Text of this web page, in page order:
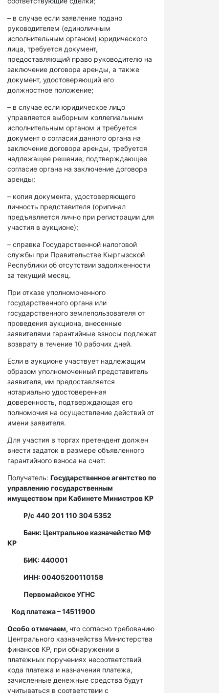
– в случае если заявление подано
руководителем (единоличным
исполнительным органом) юридического
лица, требуется документ,
предоставляющий право руководителю на
заключение договора аренды, а также
документ, удостоверяющий его
должностное положение;
– в случае если юридическое лицо
управляется выборным коллегиальным
исполнительным органом и требуется
документ о согласии данного органа на
заключение договора аренды, требуется
надлежащее решение, подтверждающее
согласие органа на заключение договора
аренды;
– копия документа, удостоверяющего
личность представителя (оригинал
предъявляется лично при регистрации для
участия в аукционе);
– справка Государственной налоговой
службы при Правительстве Кыргызской
Республики об отсутствии задолженности
за текущий месяц.
При отказе уполномоченного
государственного органа или
государственного землепользователя от
проведения аукциона, внесенные
заявителями гарантийные взносы подлежат
возврату в течение 10 рабочих дней.
Если в аукционе участвует надлежащим
образом уполномоченный представитель
заявителя, им предоставляется
нотариально удостоверенная
доверенность, подтверждающая его
полномочия на осуществление действий от
имени заявителя.
Для участия в торгах претендент должен
внести задаток в размере объявленного
гарантийного взноса на счет:
Получатель: Государственное агентство по
управлению государственным
имуществом при Кабинете Министров КР
Р/с 440 201 110 304 5352
Банк: Центральное казначейство МФ
КР
БИК: 440001
ИНН: 00405200110158
Первомайское УГНС
Код платежа – 14511900
Особо отмечаем, что согласно требованию
Центрального казначейства Министерства
финансов КР, при обнаружении в
платежных поручениях несоответствий
кода платежа и назначения платежа,
зачисленные денежные средства будут
учитываться в соответствии с